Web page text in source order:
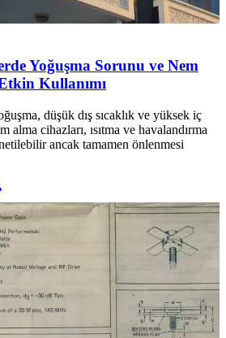
Yoğuşma Sorunu ve Nem
Kullanımı
düşük dış sıcaklık ve yüksek iç
alma cihazları, ısıtma ve havalandırma
ancak tamamen önlenmesi